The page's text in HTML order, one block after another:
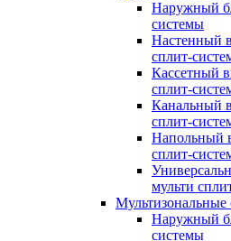
Наружный
системы
Настенный
сплит-
Кассетный
сплит-
Канальный
сплит-
Напольный
сплит-
мульти
Мультизональные
Наружный
системы